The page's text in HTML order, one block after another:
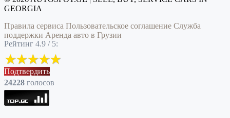
GEORGIA
Правила сервиса Пользовательское соглашение Служба
поддержки Аренда авто в Грузии
Рейтинг 4.9 / 5:
Подтвердить
24228 голоcов